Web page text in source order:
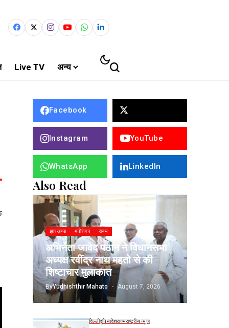
Live TV अन्य
Facebook
Instagram YouTube
WhatsApp LinkedIn
Also Read
झारखण्ड मनोरंजन राज्य
अभिनेता जावेद पठान ने विधानसभा
अध्यक्ष रवींद्र नाथ महतो से की
शिष्टाचार मुलाकात
ByYudhishthir Mahato August 7, 2026
दिल्लीदुनियादेशराज्यराष्ट्रीय न्यूज